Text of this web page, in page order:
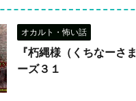
オカルト・怖い話
『朽縄様（くちなーさ
ーズ３１